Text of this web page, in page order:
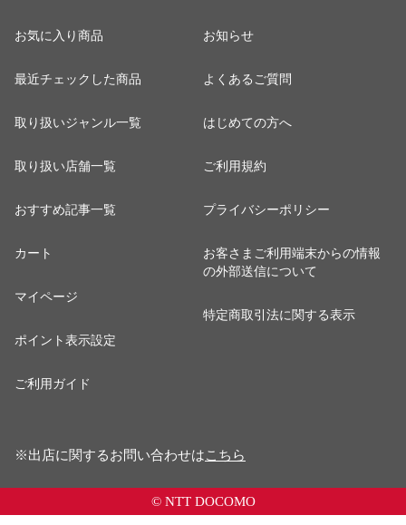
お気に入り商品
最近チェックした商品
取り扱いジャンル一覧
取り扱い店舗一覧
おすすめ記事一覧
カート
マイページ
ポイント表示設定
ご利用ガイド
お知らせ
よくあるご質問
はじめての方へ
ご利用規約
プライバシーポリシー
お客さまご利用端末からの情報
の外部送信について
特定商取引法に関する表示
※出店に関するお問い合わせはこちら
© NTT DOCOMO